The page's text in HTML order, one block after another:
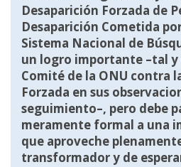
Desaparición Forzada de
Desaparición Cometida
Sistema Nacional de
un logro importante –tal y
Comité de la ONU contra
Forzada en sus
seguimiento–, pero debe
meramente formal a una
que aproveche
transformador y de